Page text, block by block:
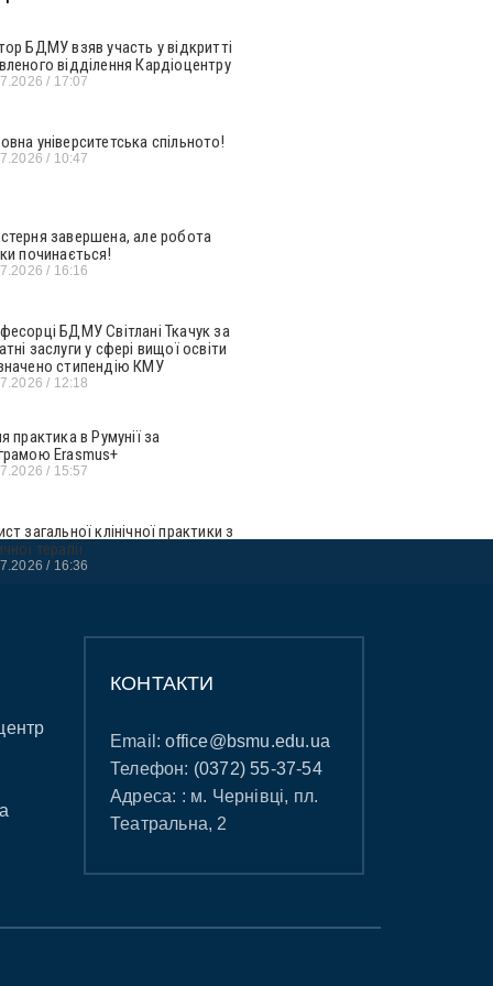
БДМУ взяв участь у відкритті
відділення Кардіоцентру
17:07
університетська спільното!
10:47
завершена, але робота
починається!
16:16
БДМУ Світлані Ткачук за
заслуги у сфері вищої освіти
стипендію КМУ
12:18
практика в Румунії за
Erasmus+
15:57
загальної клінічної практики з
терапії
16:36
КОНТАКТИ
Email:office@bsmu.edu.ua
Телефон: (0372) 55-37-54
Адреса: : м. Чернівці, пл.
Театральна, 2